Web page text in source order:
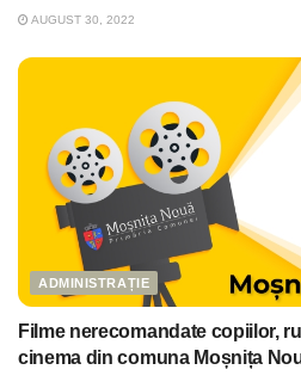
AUGUST 30, 2022
ADMINISTRAȚIE
Filme nerecomandate copiilor,
cinema din comuna Moșnița